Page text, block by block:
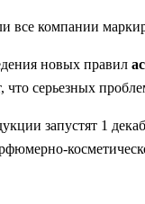
все компании
новых правил
что серьезных
запустят 1